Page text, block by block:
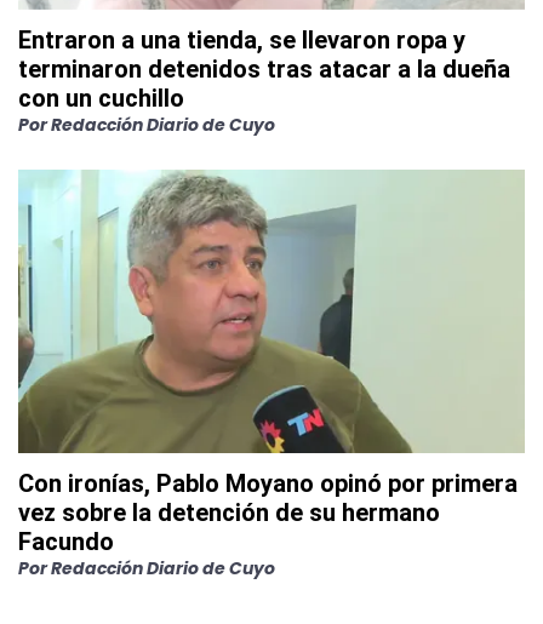
Entraron a una tienda, se llevaron ropa y
terminaron detenidos tras atacar a la dueña
con un cuchillo
PorRedacción Diario de Cuyo
Con ironías, Pablo Moyano opinó por primera
vez sobre la detención de su hermano
Facundo
PorRedacción Diario de Cuyo